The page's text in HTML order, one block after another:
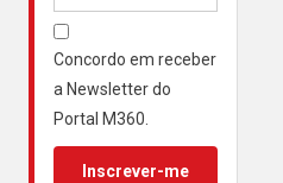
Concordo em receber
a Newsletter do
Portal M360.
Inscrever-me